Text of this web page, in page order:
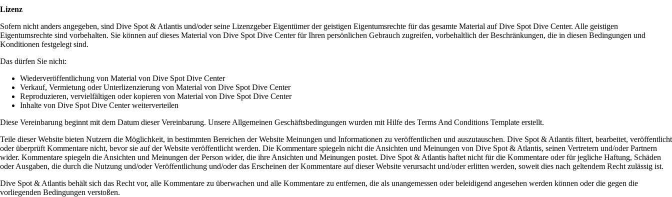
Lizenz
Sofern nicht anders angegeben, sind Dive Spot & Atlantis und/oder seine Lizenzgeber Eigentümer der geistigen Eigentumsrechte für das gesamte Material auf Dive Spot Dive Center. Alle geistigen
Eigentumsrechte sind vorbehalten. Sie können auf dieses Material von Dive Spot Dive Center für Ihren persönlichen Gebrauch zugreifen, vorbehaltlich der Beschränkungen, die in diesen Bedingungen und
Konditionen festgelegt sind.
Das dürfen Sie nicht:
Wiederveröffentlichung von Material von Dive Spot Dive Center
Verkauf, Vermietung oder Unterlizenzierung von Material von Dive Spot Dive Center
Reproduzieren, vervielfältigen oder kopieren von Material von Dive Spot Dive Center
Inhalte von Dive Spot Dive Center weiterverteilen
Diese Vereinbarung beginnt mit dem Datum dieser Vereinbarung. Unsere Allgemeinen Geschäftsbedingungen wurden mit Hilfe des Terms And Conditions Template erstellt.
Teile dieser Website bieten Nutzern die Möglichkeit, in bestimmten Bereichen der Website Meinungen und Informationen zu veröffentlichen und auszutauschen. Dive Spot & Atlantis filtert, bearbeitet, veröffentlicht
oder überprüft Kommentare nicht, bevor sie auf der Website veröffentlicht werden. Die Kommentare spiegeln nicht die Ansichten und Meinungen von Dive Spot & Atlantis, seinen Vertretern und/oder Partnern
wider. Kommentare spiegeln die Ansichten und Meinungen der Person wider, die ihre Ansichten und Meinungen postet. Dive Spot & Atlantis haftet nicht für die Kommentare oder für jegliche Haftung, Schäden
oder Ausgaben, die durch die Nutzung und/oder Veröffentlichung und/oder das Erscheinen der Kommentare auf dieser Website verursacht und/oder erlitten werden, soweit dies nach geltendem Recht zulässig ist.
Dive Spot & Atlantis behält sich das Recht vor, alle Kommentare zu überwachen und alle Kommentare zu entfernen, die als unangemessen oder beleidigend angesehen werden können oder die gegen die
vorliegenden Bedingungen verstoßen.